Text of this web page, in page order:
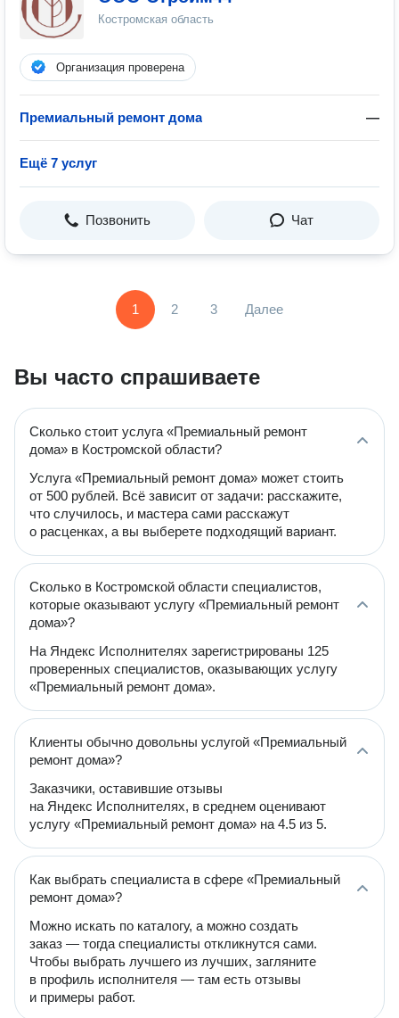
Костромская область
Организация проверена
Премиальный ремонт дома —
Ещё 7 услуг
Позвонить Чат
1 2 3 Далее
Вы часто спрашиваете
Сколько стоит услуга «Премиальный ремонт
дома» в Костромской области?
Услуга «Премиальный ремонт дома» может стоить
от 500 рублей. Всё зависит от задачи: расскажите,
что случилось, и мастера сами расскажут
о расценках, а вы выберете подходящий вариант.
Сколько в Костромской области специалистов,
которые оказывают услугу «Премиальный ремонт
дома»?
На Яндекс Исполнителях зарегистрированы 125
проверенных специалистов, оказывающих услугу
«Премиальный ремонт дома».
Клиенты обычно довольны услугой «Премиальный
ремонт дома»?
Заказчики, оставившие отзывы
на Яндекс Исполнителях, в среднем оценивают
услугу «Премиальный ремонт дома» на 4.5 из 5.
Как выбрать специалиста в сфере «Премиальный
ремонт дома»?
Можно искать по каталогу, а можно создать
заказ — тогда специалисты откликнутся сами.
Чтобы выбрать лучшего из лучших, загляните
в профиль исполнителя — там есть отзывы
и примеры работ.